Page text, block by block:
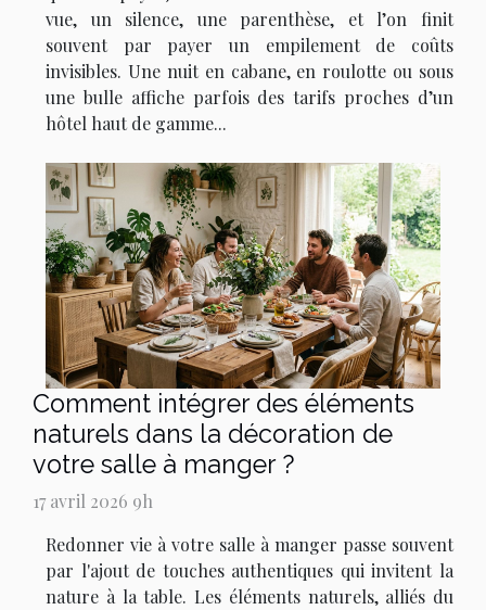
vue, un silence, une parenthèse, et l’on finit
souvent par payer un empilement de coûts
invisibles. Une nuit en cabane, en roulotte ou sous
une bulle affiche parfois des tarifs proches d’un
hôtel haut de gamme...
Comment intégrer des éléments
naturels dans la décoration de
votre salle à manger ?
17 avril 2026 9h
Redonner vie à votre salle à manger passe souvent
par l'ajout de touches authentiques qui invitent la
nature à la table. Les éléments naturels, alliés du